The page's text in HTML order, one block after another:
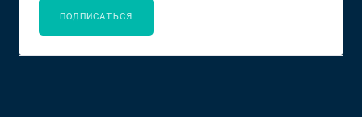
ПОДПИСАТЬСЯ